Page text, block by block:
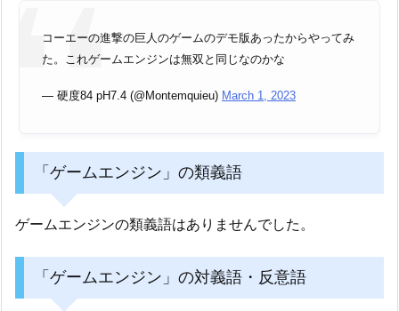
コーエーの進撃の巨人のゲームのデモ版あったからやってみ
た。これゲームエンジンは無双と同じなのかな
— 硬度84 pH7.4 (@Montemquieu) March 1, 2023
「ゲームエンジン」の類義語
ゲームエンジンの類義語はありませんでした。
「ゲームエンジン」の対義語・反意語